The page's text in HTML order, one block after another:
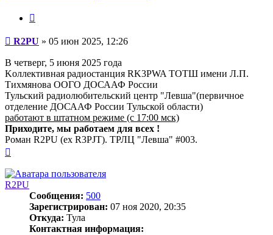
Сообщение
R2PU » 05 июн 2025, 12:26
В четверг, 5 июня 2025 года
Kоллективная радиостанция RK3PWA ТОТШ имени Л.П.
Тихмянова ООГО ДОСААФ России
Тульский радиолюбительский центр "Левша"(первичное
отделение ДОСААФ России Тульской области)
работают в штатном режиме (с 17:00 мск)
Приходите, мы работаем для всех !
Роман R2PU (ex R3PJT). ТРЛЦ "Левша" #003.
началу
R2PU
Сообщения: 500
Зарегистрирован: 07 ноя 2020, 20:35
Откуда: Тула
Контактная информация: